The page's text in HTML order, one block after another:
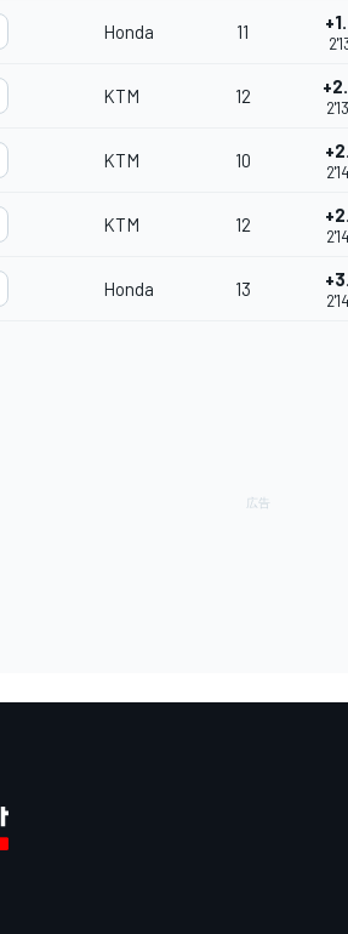
Honda 11
KTM 12
KTM 10
KTM 12
Honda 13